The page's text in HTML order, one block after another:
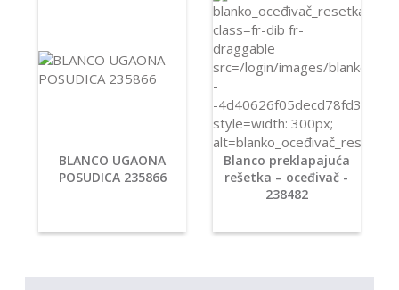
BLANCO UGAONA
POSUDICA 235866
Blanco preklapajuća
rešetka – oceđivač -
238482